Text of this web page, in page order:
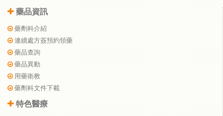
藥品資訊
藥劑科介紹
連續處方簽預約領藥
藥品查詢
藥品異動
用藥衛教
藥劑科文件下載
特色醫療